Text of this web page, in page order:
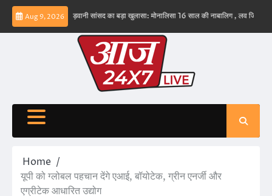
Skip
content
Aug 9, 2026
– ईरान बड़वानी सांसद का बड़ा खुलासा: मोनालिसा 16 साल की नाबालिग , लव जिहाद के षडयंत्र
Home
यूपी को ग्लोबल पहचान देंगे एआई, बॉयोटेक, ग्रीन एनर्जी और
एग्रीटेक आधारित उद्योग